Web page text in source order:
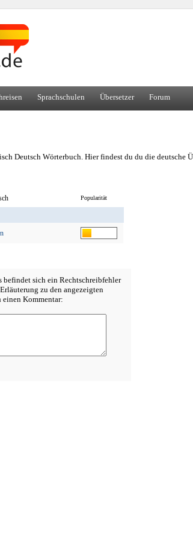
Sprachschulen Übersetzer Forum
Deutsch Wörterbuch. Hier findest du du die deutsche
Popularität
befindet sich ein Rechtschreibfehler
zu den angezeigten
einen Kommentar: